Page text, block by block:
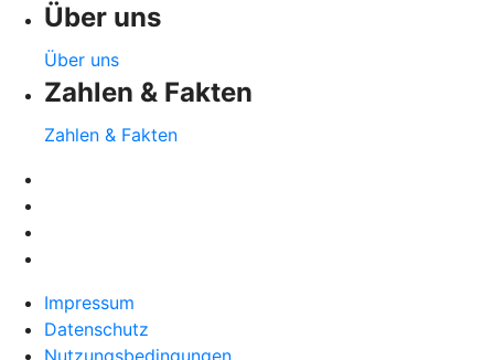
Über uns
Über uns
Zahlen & Fakten
Zahlen & Fakten
Impressum
Datenschutz